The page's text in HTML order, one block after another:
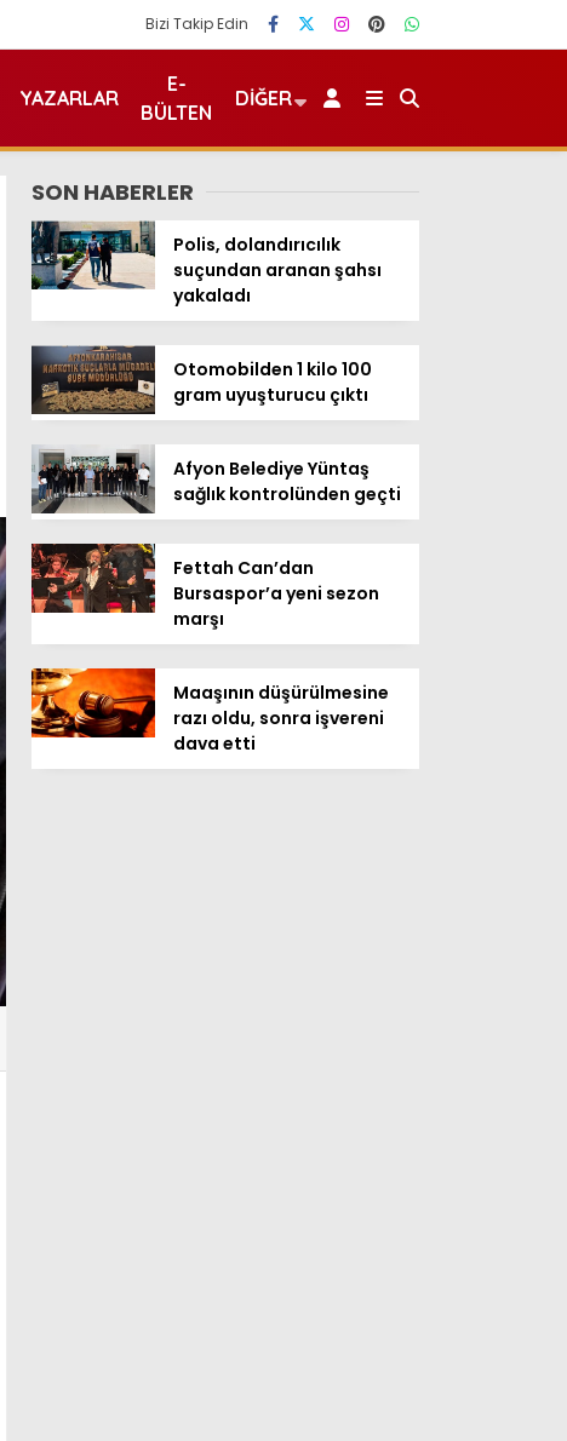
Bizi Takip Edin
YAZARLAR
E-
BÜLTEN
DIĞER
SON HABERLER
Polis, dolandırıcılık
suçundan aranan şahsı
yakaladı
Otomobilden 1 kilo 100
gram uyuşturucu çıktı
Afyon Belediye Yüntaş
sağlık kontrolünden geçti
Fettah Can’dan
Bursaspor’a yeni sezon
marşı
Maaşının düşürülmesine
razı oldu, sonra işvereni
dava etti